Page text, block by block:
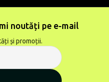
noutăți pe e-mail
și promoții.